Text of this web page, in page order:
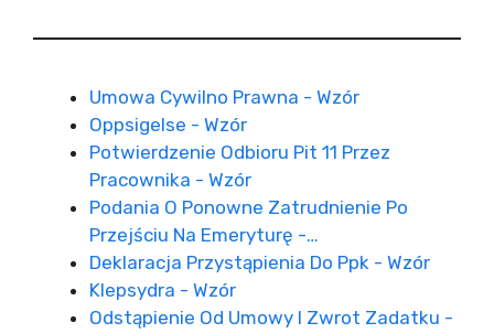
Umowa Cywilno Prawna - Wzór
Oppsigelse - Wzór
Potwierdzenie Odbioru Pit 11 Przez
Pracownika - Wzór
Podania O Ponowne Zatrudnienie Po
Przejściu Na Emeryturę -…
Deklaracja Przystąpienia Do Ppk - Wzór
Klepsydra - Wzór
Odstąpienie Od Umowy I Zwrot Zadatku -